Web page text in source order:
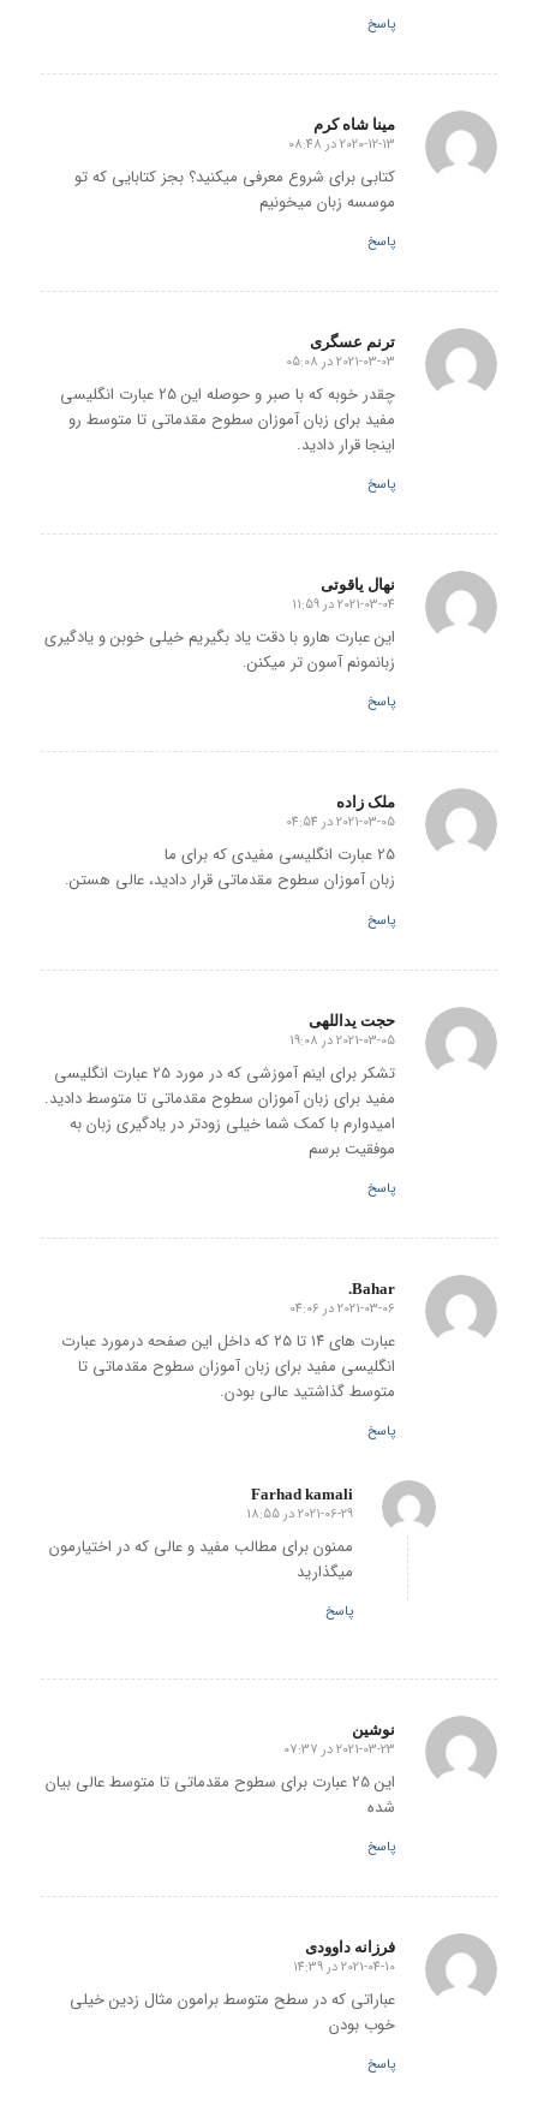
پاسخ
مینا شاه کرم
گفته:
2020-12-13 در 08:48
کتابی برای شروع معرفی میکنید؟ بجز کتابایی که تو
موسسه زبان میخونیم
پاسخ
ترنم عسگری
گفته:
2021-03-03 در 05:08
چقدر خوبه که با صبر و حوصله این 25 عبارت انگلیسی
مفید برای زبان آموزان سطوح مقدماتی تا متوسط رو
اینجا قرار دادید.
پاسخ
نهال یاقوتی
گفته:
2021-03-04 در 11:59
این عبارت هارو با دقت یاد بگیریم خیلی خوبن و یادگیری
زبانمونم آسون تر میکنن.
پاسخ
ملک زاده
گفته:
2021-03-05 در 04:54
25 عبارت انگلیسی مفیدی که برای ما
زبان آموزان سطوح مقدماتی قرار دادید، عالی هستن.
پاسخ
حجت یداللهی
گفته:
2021-03-05 در 19:08
تشکر برای اینم آموزشی که در مورد 25 عبارت انگلیسی
مفید برای زبان آموزان سطوح مقدماتی تا متوسط دادید.
امیدوارم با کمک شما خیلی زودتر در یادگیری زبان به
موفقیت برسم
پاسخ
Bahar.
گفته:
2021-03-06 در 04:06
عبارت های ۱۴ تا ۲۵ که داخل این صفحه درمورد عبارت
انگلیسی مفید برای زبان آموزان سطوح مقدماتی تا
متوسط گذاشتید عالی بودن.
پاسخ
Farhad kamali
گفته:
2021-06-29 در 18:55
ممنون برای مطالب مفید و عالی که در اختیارمون
میگذارید
پاسخ
نوشین
گفته:
2021-03-23 در 07:37
این 25 عبارت برای سطوح مقدماتی تا متوسط عالی بیان
شده
پاسخ
فرزانه داوودی
گفته:
2021-04-10 در 14:39
عباراتی که در سطح متوسط برامون مثال زدین خیلی
خوب بودن
پاسخ